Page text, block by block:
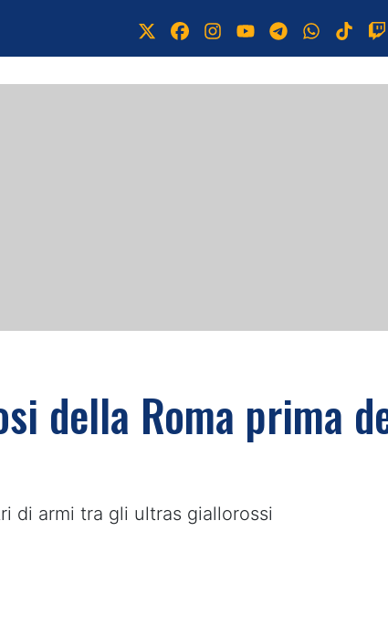
della Roma prima
di armi tra gli ultras giallorossi